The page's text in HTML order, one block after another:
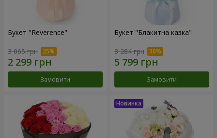
Букет "Reverence"
3 065 грн
Замовити
Букет "Блакитна казка"
8 284 грн
Замовити